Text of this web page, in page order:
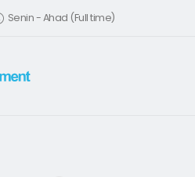
Senin - Ahad (Full time)